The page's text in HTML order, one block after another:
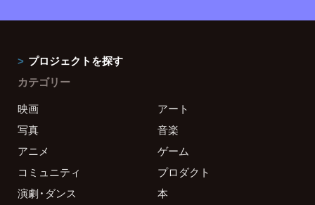
プロジェクトを探す
カテゴリー
映画
アート
写真
音楽
アニメ
ゲーム
コミュニティ
プロダクト
演劇・ダンス
本